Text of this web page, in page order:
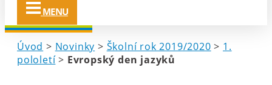
MENU
Úvod > Novinky > Školní rok 2019/2020 > 1.
pololetí> Evropský den jazyků